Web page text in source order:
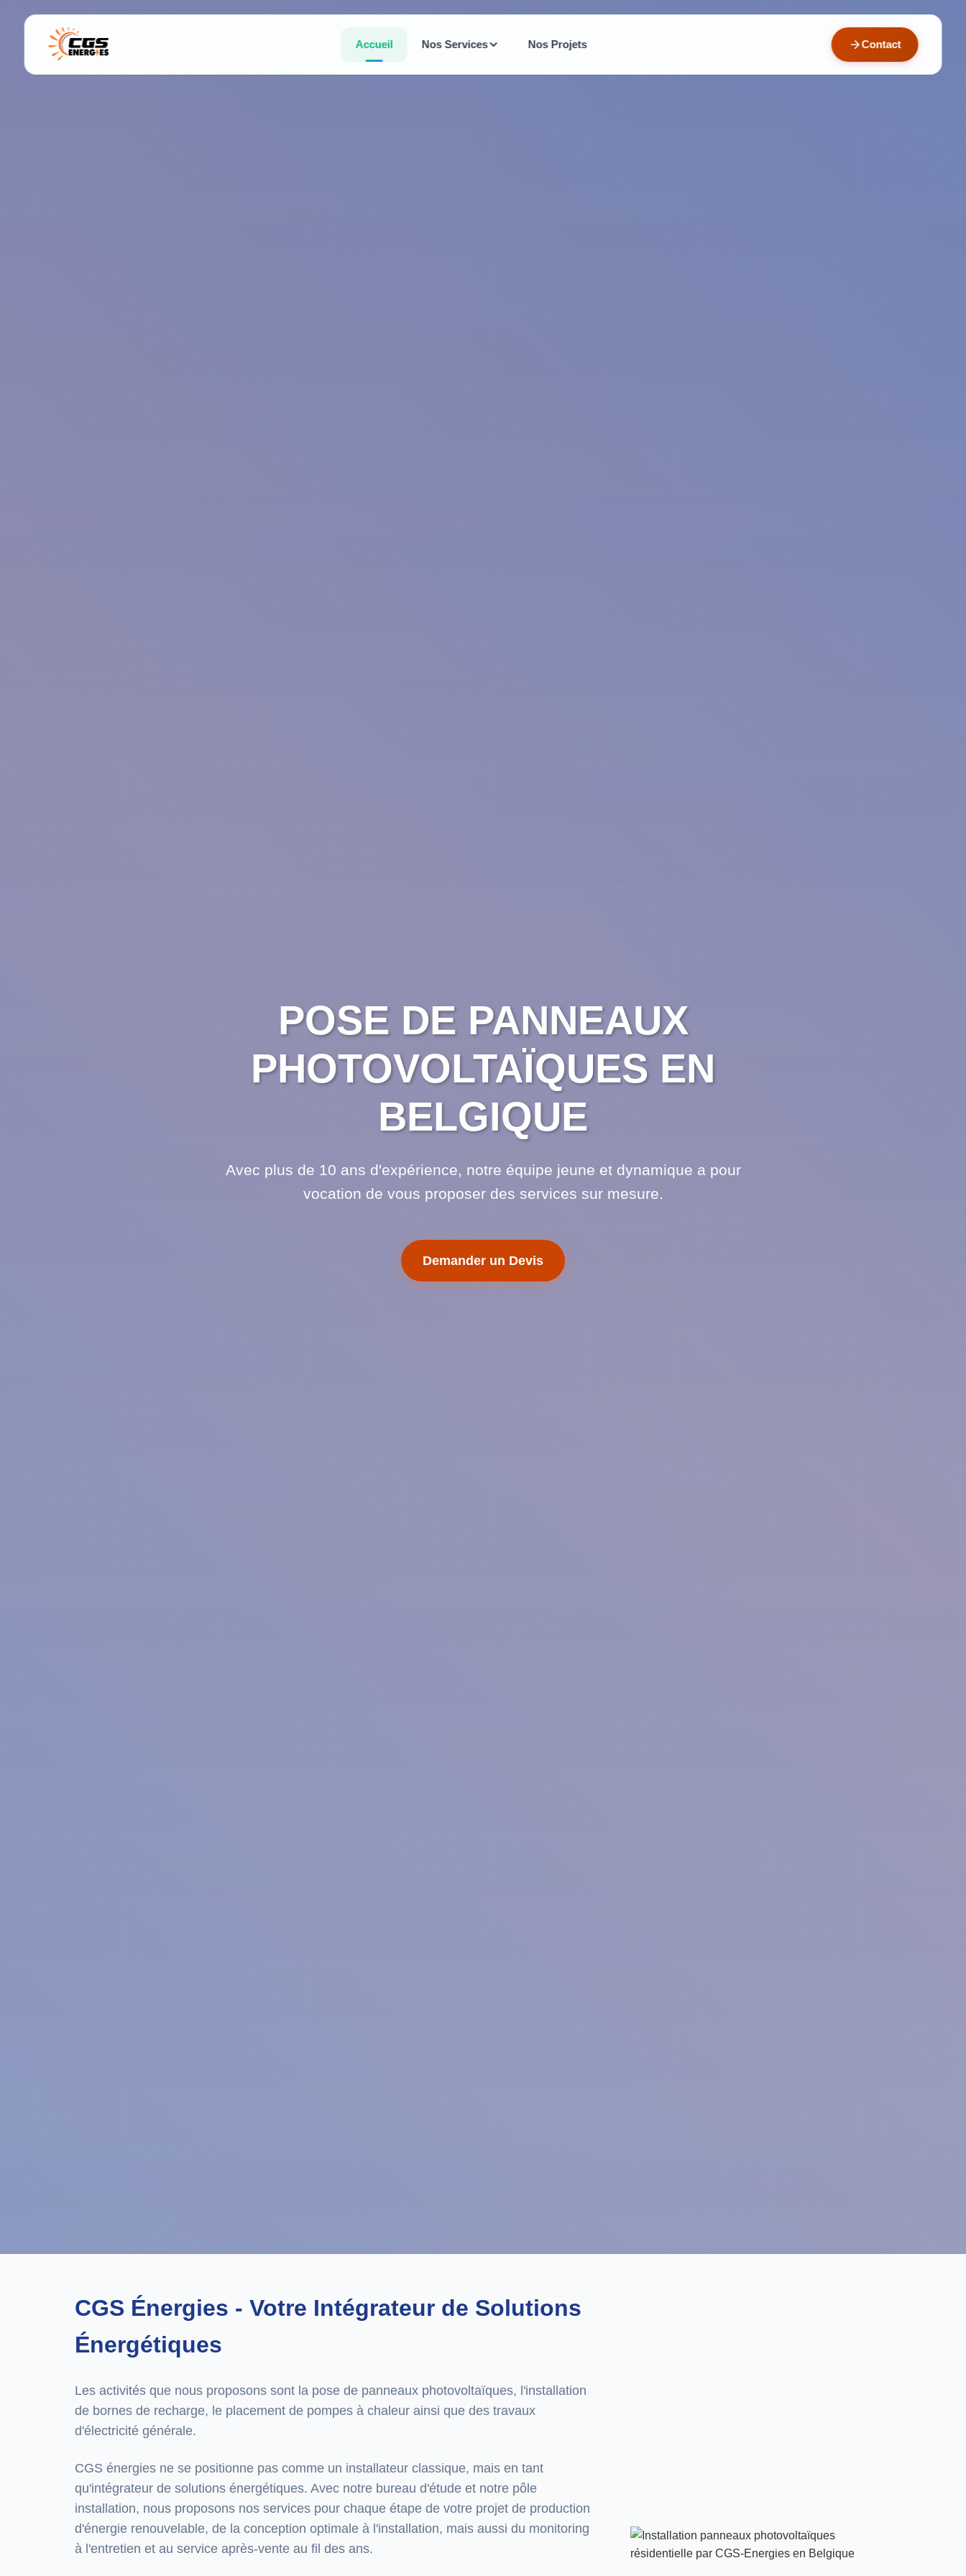
Accueil Nos Services Nos Projets Contact
POSE DE PANNEAUX
PHOTOVOLTAÏQUES EN
BELGIQUE
Avec plus de 10 ans d'expérience, notre équipe jeune et dynamique a pour
vocation de vous proposer des services sur mesure.
Demander un Devis
CGS Énergies - Votre Intégrateur de Solutions
Énergétiques
Les activités que nous proposons sont la pose de panneaux photovoltaïques, l'installation
de bornes de recharge, le placement de pompes à chaleur ainsi que des travaux
d'électricité générale.
CGS énergies ne se positionne pas comme un installateur classique, mais en tant
qu'intégrateur de solutions énergétiques. Avec notre bureau d'étude et notre pôle
installation, nous proposons nos services pour chaque étape de votre projet de production
d'énergie renouvelable, de la conception optimale à l'installation, mais aussi du monitoring
à l'entretien et au service après-vente au fil des ans.